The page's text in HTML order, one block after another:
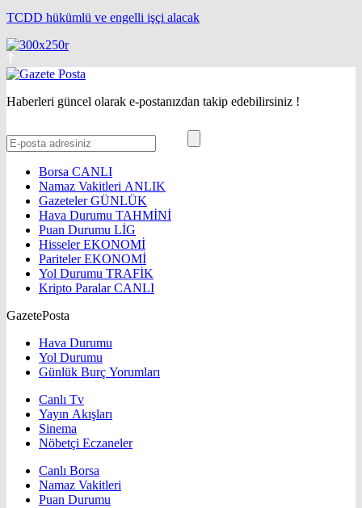
TCDD hükümlü ve engelli işçi alacak
Haberleri güncel olarak e-postanızdan takip edebilirsiniz !
Borsa CANLI
Namaz Vakitleri ANLIK
GazetelerGÜNLÜK
Hava Durumu TAHMİNİ
Puan Durumu LİG
HisselerEKONOMİ
ParitelerEKONOMİ
Yol Durumu TRAFİK
Kripto ParalarCANLI
GazetePosta
Hava Durumu
Yol Durumu
Günlük Burç Yorumları
Canlı Tv
Yayın Akışları
Sinema
Nöbetçi Eczaneler
Canlı Borsa
Namaz Vakitleri
Puan Durumu